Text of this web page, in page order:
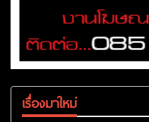
เรื่องมาใหม่